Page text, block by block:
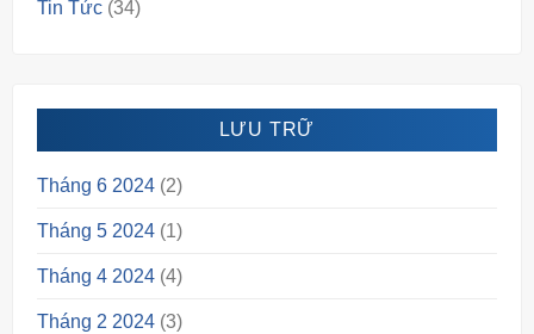
Tin Tức(34)
LƯU TRỮ
Tháng 6 2024(2)
Tháng 5 2024(1)
Tháng 4 2024(4)
Tháng 2 2024(3)